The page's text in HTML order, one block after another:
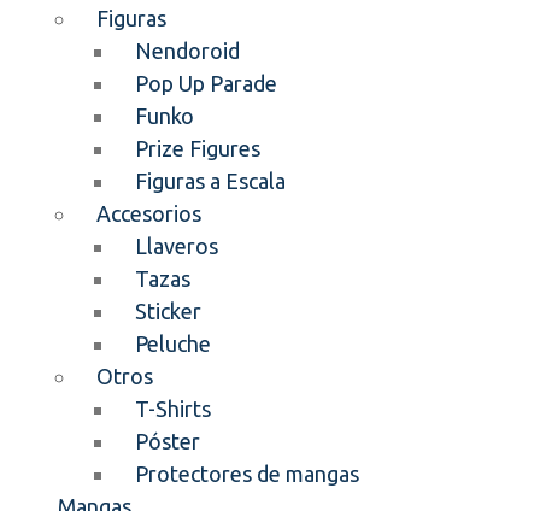
Figuras
Nendoroid
Pop Up Parade
Funko
Prize Figures
Figuras a Escala
Accesorios
Llaveros
Tazas
Sticker
Peluche
Otros
T-Shirts
Póster
Protectores de mangas